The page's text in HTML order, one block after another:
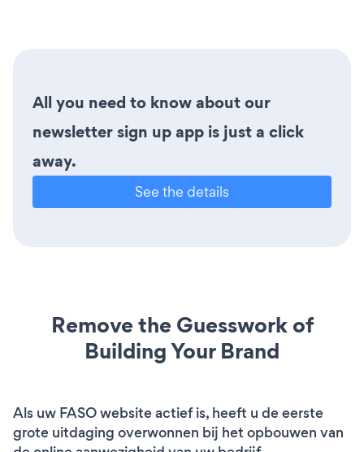
All you need to know about our
newsletter sign up app is just a click
away.
See the details
Remove the Guesswork of
Building Your Brand
Als uw FASO website actief is, heeft u de eerste
grote uitdaging overwonnen bij het opbouwen van